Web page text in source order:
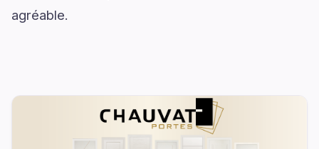
agréable.